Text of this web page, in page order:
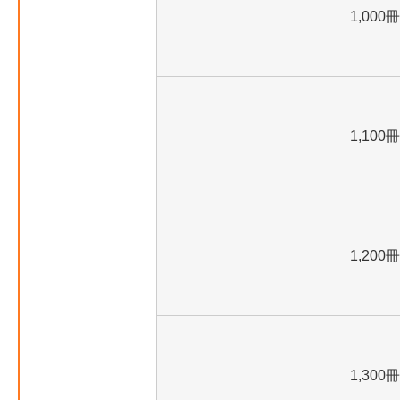
1,000冊
1,100冊
1,200冊
1,300冊